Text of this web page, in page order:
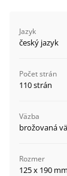
Jazyk
český jazyk
Počet strán
110 strán
Väzba
brožovaná
Rozmer
125 x 190 mm